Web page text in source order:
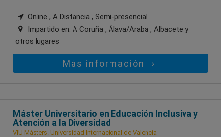
Online , A Distancia , Semi-presencial
Impartido en: A Coruña , Álava/Araba , Albacete y
otros lugares
Más información
Máster Universitario en Educación Inclusiva y
Atención a la Diversidad
VIU Másters. Universidad Internacional de Valencia